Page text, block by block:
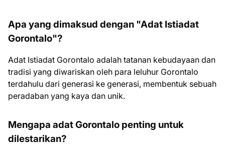
Apa yang dimaksud dengan "Adat Istiadat
Gorontalo"?
Adat Istiadat Gorontalo adalah tatanan kebudayaan dan
tradisi yang diwariskan oleh para leluhur Gorontalo
terdahulu dari generasi ke generasi, membentuk sebuah
peradaban yang kaya dan unik.
Mengapa adat Gorontalo penting untuk
dilestarikan?